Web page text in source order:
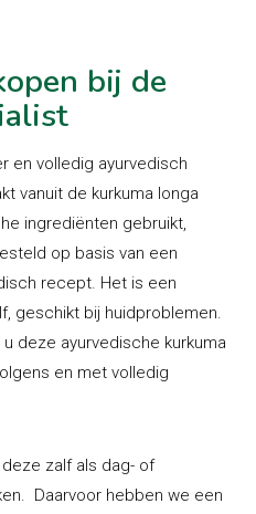
bij de
en volledig ayurvedisch
vanuit de kurkuma longa
ingrediënten gebruikt,
op basis van een
recept. Het is een
geschikt bij huidproblemen.
deze ayurvedische kurkuma
en met volledig
zalf als dag- of
Daarvoor hebben we een